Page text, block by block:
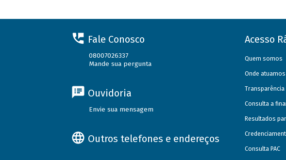
Fale Conosco
08007026337
Mande sua pergunta
Ouvidoria
Envie sua mensagem
Outros telefones e endereços
Acesso
Quem somos
Onde atuamos
Transparência
Consulta a
Resultados
Consulta PAC